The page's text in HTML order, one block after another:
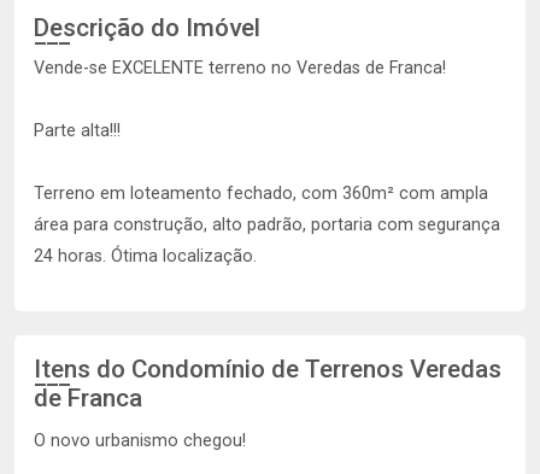
Descrição do Imóvel
Vende-se EXCELENTE terreno no Veredas de Franca!
Parte alta!!!
Terreno em loteamento fechado, com 360m² com ampla
área para construção, alto padrão, portaria com segurança
24 horas. Ótima localização.
Itens do Condomínio de Terrenos Veredas
de Franca
O novo urbanismo chegou!